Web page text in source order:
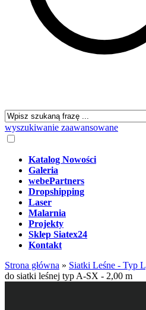
wyszukiwanie zaawansowane
Katalog Nowości
Galeria
webePartners
Dropshipping
Laser
Malarnia
Projekty
Sklep Siatex24
Kontakt
Strona główna » Siatki Leśne - Typ L
do siatki leśnej typ A-SX - 2,00 m